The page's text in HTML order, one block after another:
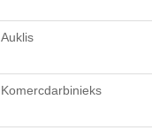
Auklis
Komercdarbinieks